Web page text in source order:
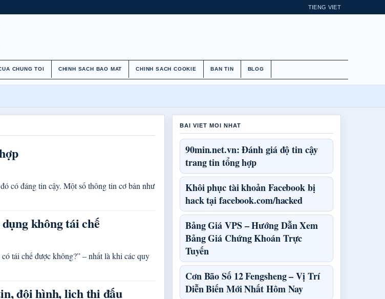
TIENG VIET
CHUNG TOI CHINH SACH BAO MAT CHINH SACH COOKIE BAN TIN BLOG
có đáng tin cậy. Một số thông tin cơ bản như
không tái chế
tái chế được không?” – nhất là khi các quy
đội hình, lịch thi đấu
BAI VIET MOI NHAT
90min.net.vn: Đánh giá độ tin cậy
trang tin tổng hợp
Khôi phục tài khoản Facebook bị
hack tại facebook.com/hacked
Bảng Giá VPS – Hướng Dẫn Xem
Bảng Giá Chứng Khoán Trực
Tuyến
Cơn Bão Số 12 Fengsheng – Vị Trí
Diễn Biến Mới Nhất Hôm Nay